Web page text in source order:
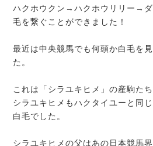
ハクホウクン→ハクホウリリー→ダ
毛を繋ぐことができました！
最近は中央競馬でも何頭か白毛を
た。
これは「シラユキヒメ」の産駒たち
シラユキヒメもハクタイユーと同
白毛でした。
シラユキヒメの父はあの日本競馬